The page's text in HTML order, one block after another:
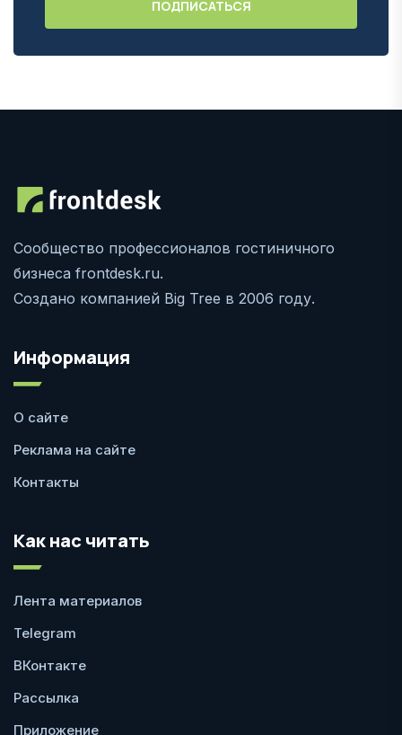
Сообщество профессионалов гостиничного
бизнеса frontdesk.ru.
Создано компанией Big Tree в 2006 году.
Информация
О сайте
Реклама на сайте
Контакты
Как нас читать
Лента материалов
Telegram
ВКонтакте
Рассылка
Приложение